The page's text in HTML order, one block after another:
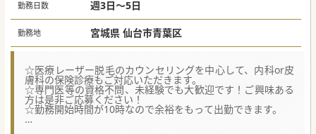
勤務日数 週3日～5日
勤務地 宮城県 仙台市青葉区
☆医療レーザー脱毛のカウンセリングを中心して、内科or皮
膚科の保険診療もご対応いただきます。
☆専門医等の資格不問、未経験でも大歓迎です！ご興味ある
方は是非ご応募ください！
☆勤務開始時間が10時なので余裕をもって出勤できます。